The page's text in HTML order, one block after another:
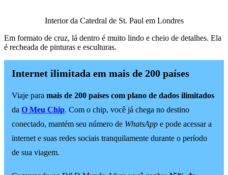
Interior da Catedral de St. Paul em Londres
Em formato de cruz, lá dentro é muito lindo e cheio de detalhes. Ela
é recheada de pinturas e esculturas.
Internet ilimitada em mais de 200 países
Viaje para mais de 200 países com plano de dados ilimitados
da O Meu Chip. Com o chip, você já chega no destino
conectado, mantém seu número de WhatsApp e pode acessar a
internet e suas redes sociais tranquilamente durante o período
de sua viagem.